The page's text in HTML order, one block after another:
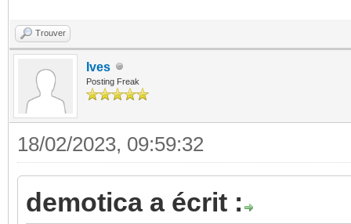
Trouver
Ives
Posting Freak
18/02/2023, 09:59:32
demotica a écrit :